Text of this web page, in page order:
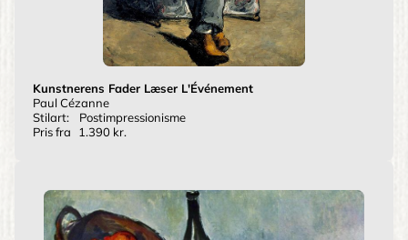
Kunstnerens Fader Læser L'Événement
Paul Cézanne
Stilart:
Postimpressionisme
Pris fra
1.390 kr.